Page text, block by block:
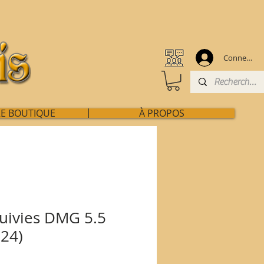
Connexion
BOUTIQUE À PROPOS
DMG 5.5